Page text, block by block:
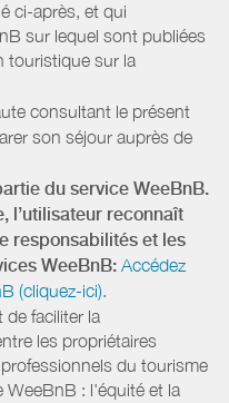
ci-après, et qui
sur lequel sont publiées
touristique sur la
consultant le présent
son séjour auprès de
du service WeeBnB.
l’utilisateur reconnaît
responsabilités et les
WeeBnB: Accédez
(cliquez-ici).
de faciliter la
les propriétaires
du tourisme
WeeBnB : l'équité et la